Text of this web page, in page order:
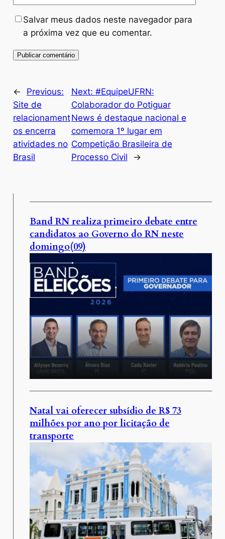
Salvar meus dados neste navegador para
a próxima vez que eu comentar.
←
Previous:
Site de
relacionament
os encerra
atividades no
Brasil
Next: #EquipeUFRN:
Colaborador do Potiguar
News é destaque nacional e
comemora 1º lugar em
Competição Brasileira de
Processo Civil
→
Band RN realiza primeiro debate entre
candidatos ao Governo do RN neste
domingo(09)
Natal vai oferecer subsídio de R$ 73
milhões por ano por licitação de
transporte